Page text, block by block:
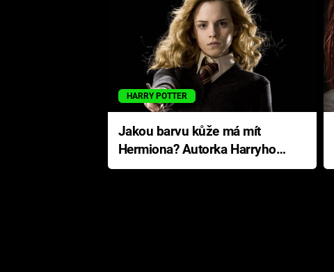
HARRY POTTER
Jakou barvu kůže má mít
Hermiona? Autorka Harryho
Pottera přišla s ráznou